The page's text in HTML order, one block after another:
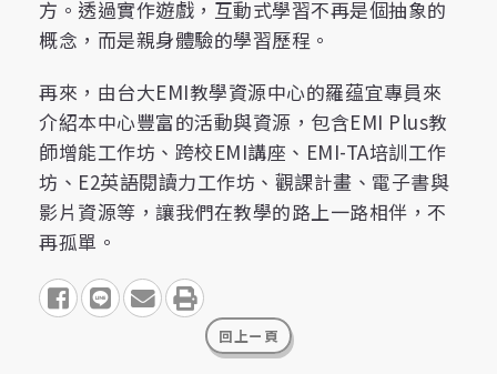
方。透過實作遊戲，互動式學習不再是個抽象的
概念，而是親身體驗的學習歷程。
再來，由台大EMI教學資源中心的羅蕴宜專員來
介紹本中心豐富的活動與資源，包含EMI Plus教
師增能工作坊、跨校EMI講座、EMI-TA培訓工作
坊、E2英語閱讀力工作坊、觀課計畫、電子書與
影片資源等，讓我們在教學的路上一路相伴，不
再孤單。
share to facebook
share to line
share to email
print
回上ㄧ頁